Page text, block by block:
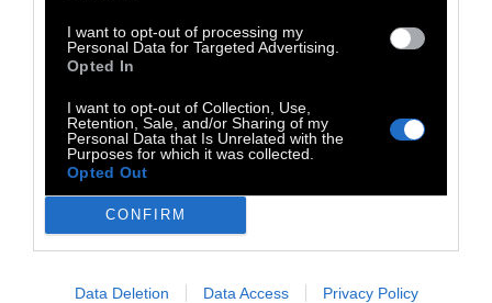
I want to opt-out of processing my
Personal Data for Targeted Advertising.
Opted In
I want to opt-out of Collection, Use,
Retention, Sale, and/or Sharing of my
Personal Data that Is Unrelated with the
Purposes for which it was collected.
Opted Out
CONFIRM
Data Deletion Data Access Privacy Policy